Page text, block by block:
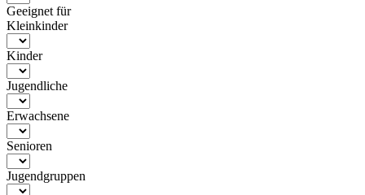
Geeignet für
Kleinkinder
Kinder
Jugendliche
Erwachsene
Senioren
Jugendgruppen